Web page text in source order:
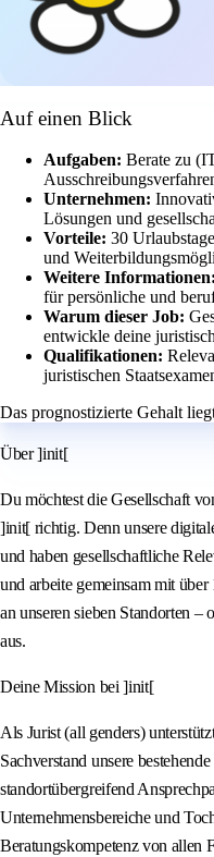
Auf einen Blick
Aufgaben: Berate zu
Unternehmen:
Lösungen und
Vorteile: 30
und
Weitere Informationen:
für persönliche und
Warum dieser Job:
entwickle deine
Qualifikationen:
juristischen
Das prognostizierte Gehalt
Über ]init[
Du möchtest die Gesellschaft
]init[ richtig. Denn unsere
und haben gesellschaftliche
und arbeite gemeinsam mit
an unseren sieben Standorten
aus.
Deine Mission bei ]init[
Als Jurist (all genders)
Sachverstand unsere
standortübergreifend
Unternehmensbereiche und
Beratungskompetenz von allen